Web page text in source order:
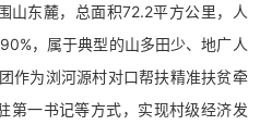
东麓，总面积72.2平方公里，人
，属于典型的山多田少、地广人
作为浏河源村对口帮扶精准扶贫牵
第一书记等方式，实现村级经济发